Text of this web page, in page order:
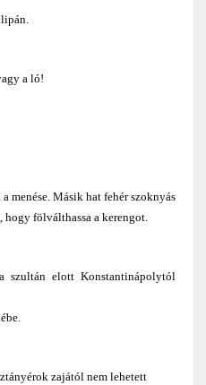
a ló!
menése. Másik hat fehér szoknyás
fölválthassa a kerengot.
elott Konstantinápolytól
zajától nem lehetett